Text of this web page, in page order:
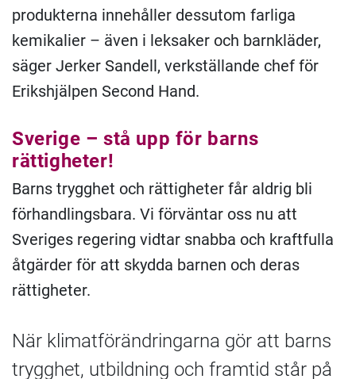
produkterna innehåller dessutom farliga
kemikalier – även i leksaker och barnkläder,
säger Jerker Sandell, verkställande chef för
Erikshjälpen Second Hand.
Sverige – stå upp för barns
rättigheter!
Barns trygghet och rättigheter får aldrig bli
förhandlingsbara. Vi förväntar oss nu att
Sveriges regering vidtar snabba och kraftfulla
åtgärder för att skydda barnen och deras
rättigheter.
När klimatförändringarna gör att barns
trygghet, utbildning och framtid står på